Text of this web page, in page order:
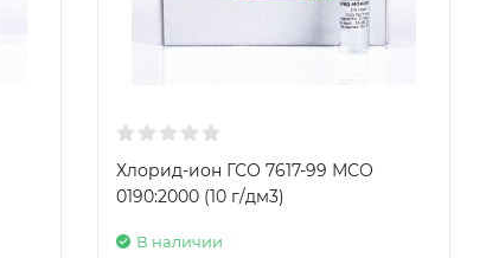
Хлорид-ион ГСО 7617-99 МСО
0190:2000 (10 г/дм3)
В наличии